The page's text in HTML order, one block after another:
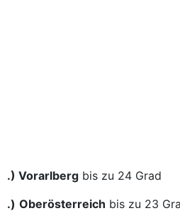
.) Vorarlberg bis zu 24 Grad
.) Oberösterreich bis zu 23